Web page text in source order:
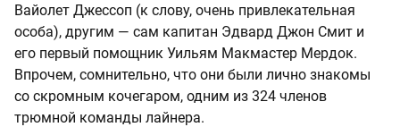
Вайолет Джессоп (к слову, очень привлекательная
особа), другим — сам капитан Эдвард Джон Смит и
его первый помощник Уильям Макмастер Мердок.
Впрочем, сомнительно, что они были лично знакомы
со скромным кочегаром, одним из 324 членов
трюмной команды лайнера.